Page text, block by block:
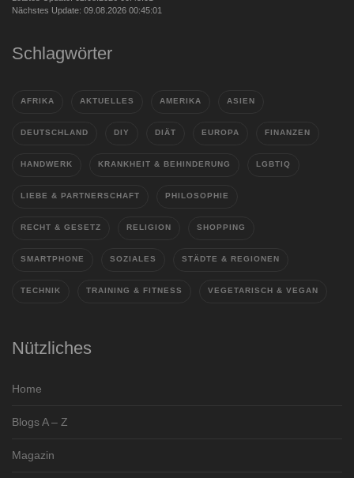
Nächstes Update: 09.08.2026 00:45:01
Schlagwörter
AFRIKA AKTUELLES AMERIKA ASIEN
DEUTSCHLAND DIY DIÄT EUROPA FINANZEN
HANDWERK KRANKHEIT & BEHINDERUNG LGBTIQ
LIEBE & PARTNERSCHAFT PHILOSOPHIE
RECHT & GESETZ RELIGION SHOPPING
SMARTPHONE SOZIALES STÄDTE & REGIONEN
TECHNIK TRAINING & FITNESS VEGETARISCH & VEGAN
Nützliches
Home
Blogs A – Z
Magazin